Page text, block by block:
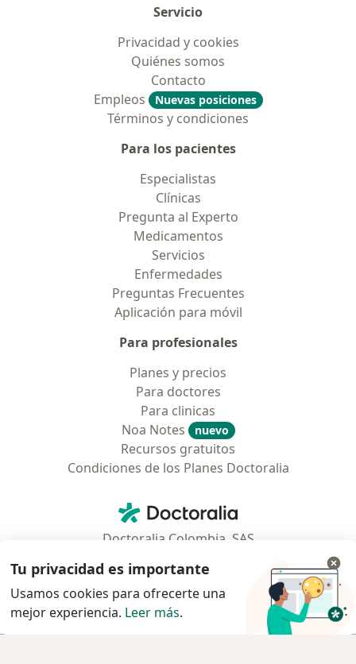
Servicio
Privacidad y cookies
Quiénes somos
Contacto
Empleos
Nuevas posiciones
Términos y condiciones
Para los pacientes
Especialistas
Clínicas
Pregunta al Experto
Medicamentos
Servicios
Enfermedades
Preguntas Frecuentes
Aplicación para móvil
Para profesionales
Planes y precios
Para doctores
Para clinicas
Noa Notes
nuevo
Recursos gratuitos
Condiciones de los Planes Doctoralia
Doctoralia - Página de inicio
Doctoralia Colombia, SAS
Municipio: Bogotá D.C., Colombia
Tu privacidad es importante
Usamos cookies para ofrecerte una
mejor experiencia. Leer más.